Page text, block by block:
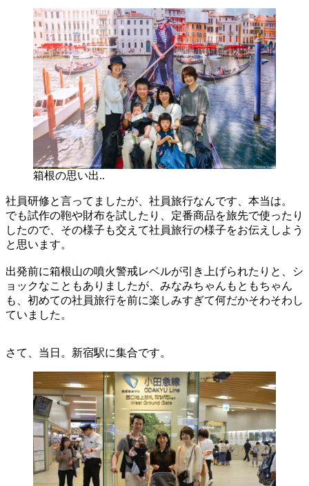
箱根の思い出..
社員研修と言ってましたが、社員旅行なんです、本当は。
でも試作の鞄や財布を試したり、定番商品を旅先で使ったり
したので、その様子も交えて社員旅行の様子をお伝えしよう
と思います。
出発前に箱根山の噴火警戒レベルが引き上げられたりと、シ
ョックなこともありましたが、みなみちゃんもともちゃん
も、初めての社員旅行を前に楽しみすぎて何だかそわそわし
ていました。
さて、当日。新宿駅に集合です。